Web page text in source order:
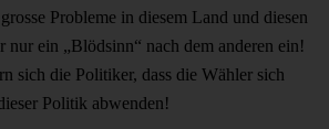
Probleme in diesem Land und diesen
nur ein „Blödsinn“ nach dem anderen ein!
sich die Politiker, dass die Wähler sich
Politik abwenden!